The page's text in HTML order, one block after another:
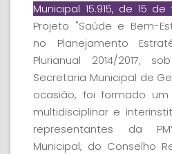
Municipal 15.915, de 15
Projeto "Saúde e Bem-
no Planejamento
Plurianual 2014/2017,
Secretaria Municipal de
ocasião, foi formado
multidisciplinar e
representantes da
Municipal, do Conselho